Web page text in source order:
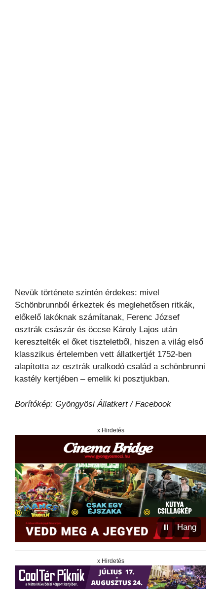
Nevük története szintén érdekes: mivel
Schönbrunnból érkeztek és meglehetősen ritkák,
előkelő lakóknak számítanak, Ferenc József
osztrák császár és öccse Károly Lajos után
keresztelték el őket tiszteletből, hiszen a világ első
klasszikus értelemben vett állatkertjét 1752-ben
alapította az osztrák uralkodó család a schönbrunni
kastély kertjében – emelik ki posztjukban.
Borítókép: Gyöngyösi Állatkert / Facebook
x Hirdetés
⏸ Hang
x Hirdetés